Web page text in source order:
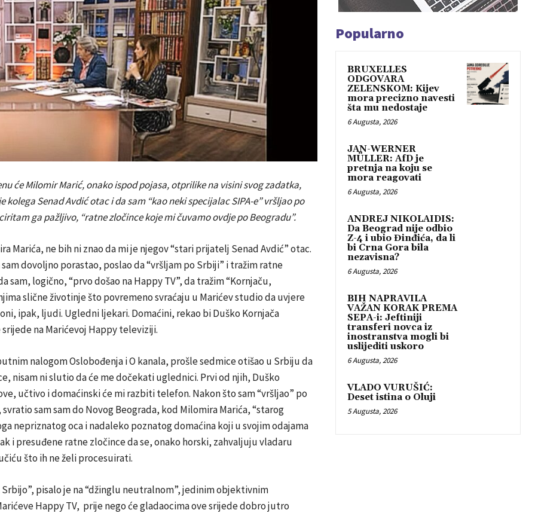
će Milomir Marić, onako ispod pojasa, otprilike na visini svog zadatka,
kolega Senad Avdić otac i da sam “kao neki specijalac SIPA-e” vršljao po
ga pažljivo, “ratne zločince koje mi čuvamo ovdje po Beogradu”.
Marića, ne bih ni znao da mi je njegov “stari prijatelj Senad Avdić” otac.
dovoljno porastao, poslao da “vršljam po Srbiji” i tražim ratne
sam, logično, “prvo došao na Happy TV”, da tražim “Kornjaču,
slične životinje što povremeno svraćaju u Marićev studio da uvjere
ipak, ljudi. Ugledni ljekari. Domaćini, rekao bi Duško Kornjača
na Marićevoj Happy televiziji.
nalogom Oslobođenja i O kanala, prošle sedmice otišao u Srbiju da
nisam ni slutio da će me dočekati uglednici. Prvi od njih, Duško
učtivo i domaćinski će mi razbiti telefon. Nakon što sam “vršljao” po
sam sam do Novog Beograda, kod Milomira Marića, “starog
nepriznatog oca i nadaleko poznatog domaćina koji u svojim odajama
i presuđene ratne zločince da se, onako horski, zahvaljuju vladaru
što ih ne želi procesuirati.
pisalo je na “džinglu neutralnom”, jedinim objektivnim
Happy TV, prije nego će gladaocima ove srijede dobro jutro
Popularno
BRUXELLES
ODGOVARA
ZELENSKOM: Kijev
mora precizno navesti
šta mu nedostaje
6 Augusta, 2026
JAN-WERNER
MÜLLER: AfD je
pretnja na koju se
mora reagovati
6 Augusta, 2026
ANDREJ NIKOLAIDIS:
Da Beograd nije odbio
Z-4 i ubio Đinđića, da li
bi Crna Gora bila
nezavisna?
6 Augusta, 2026
BIH NAPRAVILA
VAŽAN KORAK PREMA
SEPA-i: Jeftiniji
transferi novca iz
inostranstva mogli bi
uslijediti uskoro
6 Augusta, 2026
VLADO VURUŠIĆ:
Deset istina o Oluji
5 Augusta, 2026